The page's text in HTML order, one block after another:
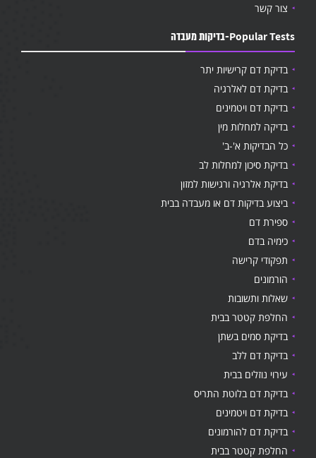
צור קשר
Popular Tests-בדיקות מעבדה
בדיקת דם קרישיות יתר
בדיקת דם לאלרגיה
בדיקת דם ויטמינים
בדיקה למחלות מין
כל הבדיקות א'-ב'
בדיקת סיכון למחלות לב
בדיקת אלרגיה ורגישות למזון
ביצוע בדיקות דם או מעבדה בבית
ספירת דם
כימיה בדם
תפקודי קרישה
הורמונים
שאלות ותשובות
החלפת קטטר בבית
בדיקת סמים בשתן
בדיקת דם ללב
עירוי נוזלים בבית
בדיקת דם בלוטת התריס
בדיקת דם ויטמינים
בדיקת דם להורמונים
החלפת קטטר בבית